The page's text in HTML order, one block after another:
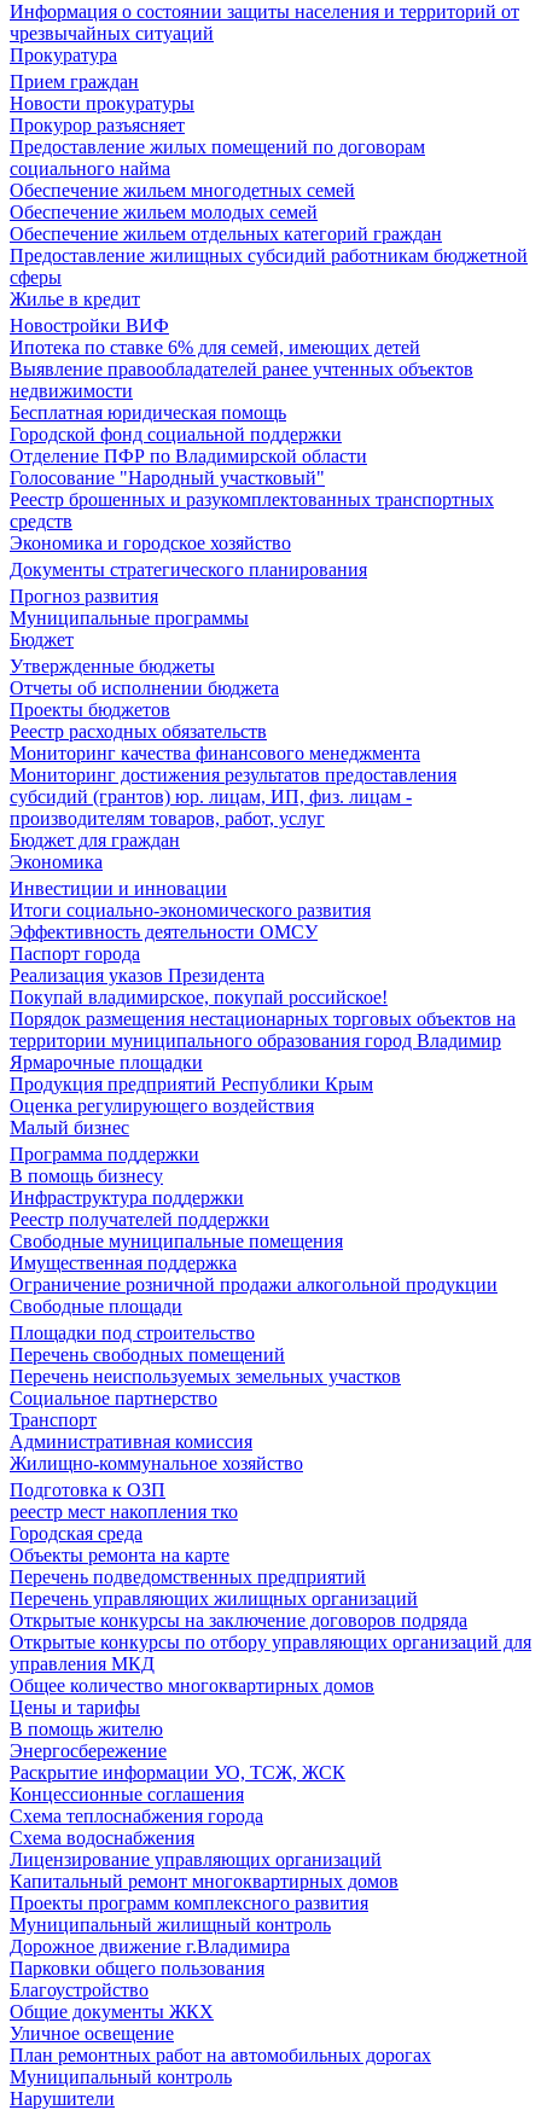
Информация о состоянии защиты населения и территорий от
чрезвычайных ситуаций
Прокуратура
Прием граждан
Новости прокуратуры
Прокурор разъясняет
Предоставление жилых помещений по договорам
социального найма
Обеспечение жильем многодетных семей
Обеспечение жильем молодых семей
Обеспечение жильем отдельных категорий граждан
Предоставление жилищных субсидий работникам бюджетной
сферы
Жилье в кредит
Новостройки ВИФ
Ипотека по ставке 6% для семей, имеющих детей
Выявление правообладателей ранее учтенных объектов
недвижимости
Бесплатная юридическая помощь
Городской фонд социальной поддержки
Отделение ПФР по Владимирской области
Голосование "Народный участковый"
Реестр брошенных и разукомплектованных транспортных
средств
Экономика и городское хозяйство
Документы стратегического планирования
Прогноз развития
Муниципальные программы
Бюджет
Утвержденные бюджеты
Отчеты об исполнении бюджета
Проекты бюджетов
Реестр расходных обязательств
Мониторинг качества финансового менеджмента
Мониторинг достижения результатов предоставления
субсидий (грантов) юр. лицам, ИП, физ. лицам -
производителям товаров, работ, услуг
Бюджет для граждан
Экономика
Инвестиции и инновации
Итоги социально-экономического развития
Эффективность деятельности ОМСУ
Паспорт города
Реализация указов Президента
Покупай владимирское, покупай российское!
Порядок размещения нестационарных торговых объектов на
территории муниципального образования город Владимир
Ярмарочные площадки
Продукция предприятий Республики Крым
Оценка регулирующего воздействия
Малый бизнес
Программа поддержки
В помощь бизнесу
Инфраструктура поддержки
Реестр получателей поддержки
Свободные муниципальные помещения
Имущественная поддержка
Ограничение розничной продажи алкогольной продукции
Свободные площади
Площадки под строительство
Перечень свободных помещений
Перечень неиспользуемых земельных участков
Социальное партнерство
Транспорт
Административная комиссия
Жилищно-коммунальное хозяйство
Подготовка к ОЗП
реестр мест накопления тко
Городская среда
Объекты ремонта на карте
Перечень подведомственных предприятий
Перечень управляющих жилищных организаций
Открытые конкурсы на заключение договоров подряда
Открытые конкурсы по отбору управляющих организаций для
управления МКД
Общее количество многоквартирных домов
Цены и тарифы
В помощь жителю
Энергосбережение
Раскрытие информации УО, ТСЖ, ЖСК
Концессионные соглашения
Схема теплоснабжения города
Схема водоснабжения
Лицензирование управляющих организаций
Капитальный ремонт многоквартирных домов
Проекты программ комплексного развития
Муниципальный жилищный контроль
Дорожное движение г.Владимира
Парковки общего пользования
Благоустройство
Общие документы ЖКХ
Уличное освещение
План ремонтных работ на автомобильных дорогах
Муниципальный контроль
Нарушители